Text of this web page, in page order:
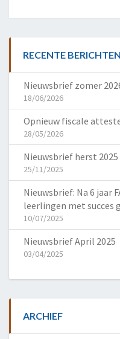
RECENTE BERICHTEN
Nieuwsbrief zomer
18/06/2026
Opnieuw fiscale
28/05/2026
Nieuwsbrief herst
25/11/2025
Nieuwsbrief: Na 6 jaar
leerlingen met succes
10/07/2025
Nieuwsbrief April 2025
03/04/2025
ARCHIEF